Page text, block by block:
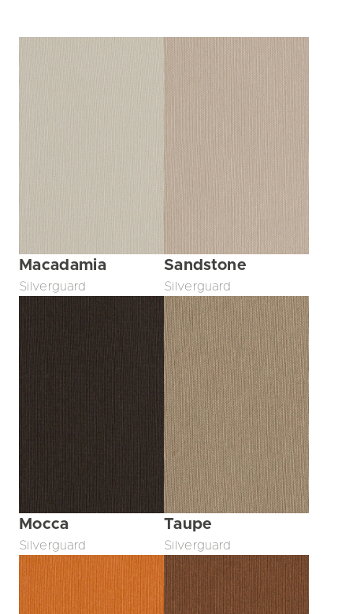
Macadamia
Silverguard
Sandstone
Silverguard
Mocca
Silverguard
Taupe
Silverguard